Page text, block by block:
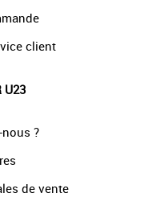
client
U23
?
de vente